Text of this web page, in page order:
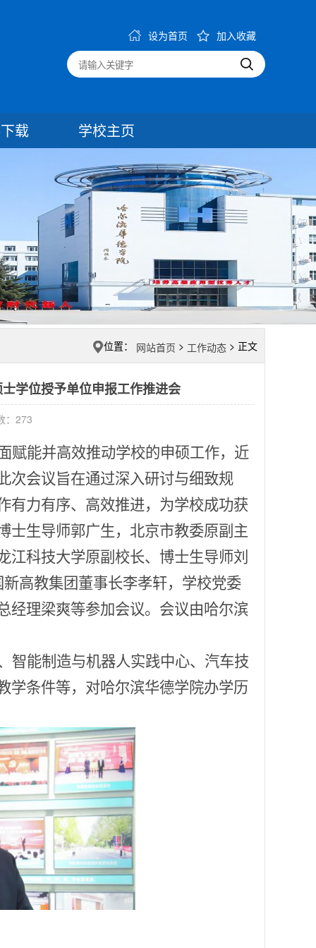
设为首页 加入收藏
载 学校主页
位置： 网站首页 > 工作动态 > 正文
学位授予单位申报工作推进会
273
赋能并高效推动学校的申硕工作，近
次会议旨在通过深入研讨与细致规
有力有序、高效推进，为学校成功获
士生导师郭广生，北京市教委原副主
江科技大学原副校长、博士生导师刘
高教集团董事长李孝轩，学校党委
经理梁爽等参加会议。会议由哈尔滨
智能制造与机器人实践中心、汽车技
学条件等，对哈尔滨华德学院办学历